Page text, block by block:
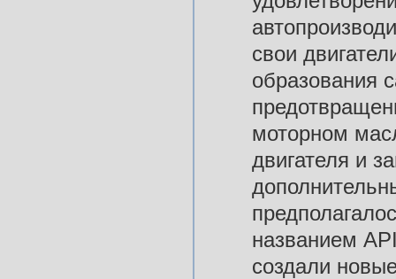
свои
образования
моторном
двигателя и
названием
создали